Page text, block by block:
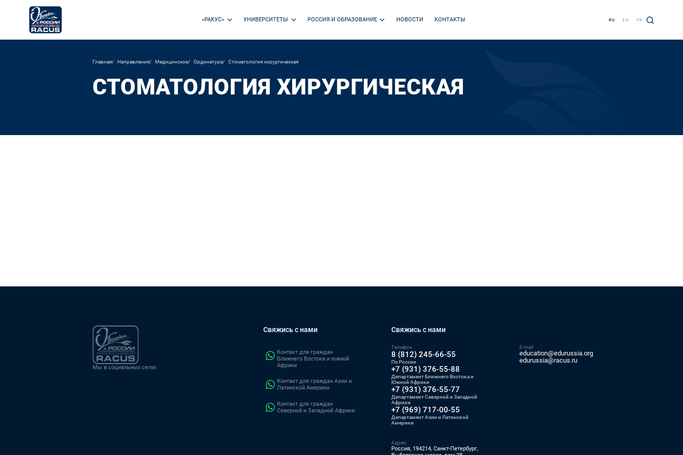
«РАКУС» УНИВЕРСИТЕТЫ РОССИЯ И ОБРАЗОВАНИЕ НОВОСТИ КОНТАКТЫ RU EN FR
Главная Направления Медицинское Ординатура Стоматология хирургическая
СТОМАТОЛОГИЯ ХИРУРГИЧЕСКАЯ
Мы в социальных сетях
Свяжись с нами
Контакт для граждан
Ближнего Востока и южной
Африки
Контакт для граждан Азии и
Латинской Америки
Контакт для граждан
Северной и Западной Африки
Свяжись с нами
Телефон
8 (812) 245-66-55
По России
+7 (931) 376-55-88
Департамент Ближнего Востока и
Южной Африки
+7 (931) 376-55-77
Департамент Северной и Западной
Африки
+7 (969) 717-00-55
Департамент Азии и Латинской
Америки
E-mail
education@edurussia.org
edurussia@racus.ru
Адрес
Россия, 194214, Санкт-Петербург,